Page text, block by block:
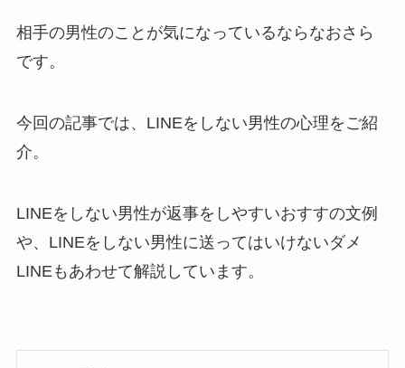
相手の男性のことが気になっているならなおさら
です。
今回の記事では、LINEをしない男性の心理をご紹
介。
LINEをしない男性が返事をしやすいおすすの文例
や、LINEをしない男性に送ってはいけないダメ
LINEもあわせて解説しています。